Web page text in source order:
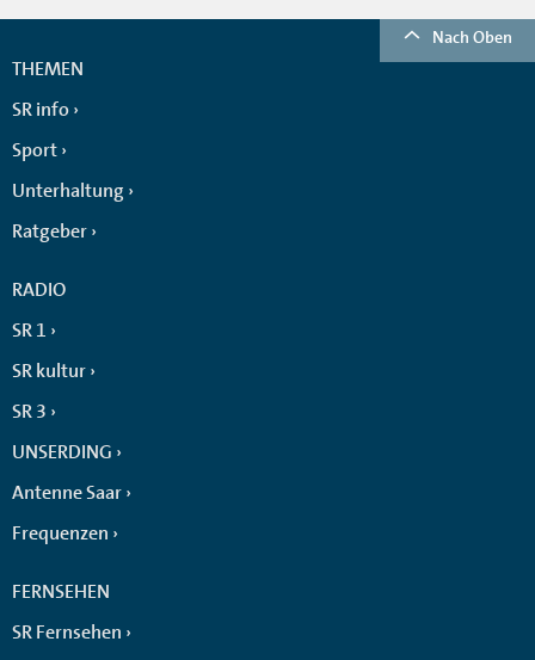
Nach Oben
THEMEN
SR info
Sport
Unterhaltung
Ratgeber
RADIO
SR 1
SR kultur
SR 3
UNSERDING
Antenne Saar
Frequenzen
FERNSEHEN
SR Fernsehen